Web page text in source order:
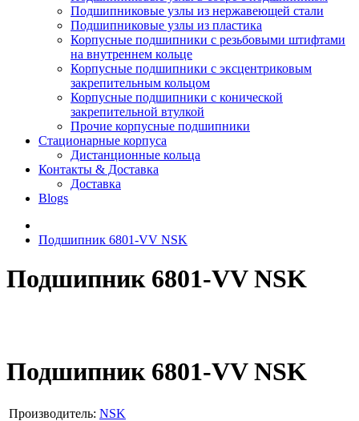
Подшипниковые узлы из нержавеющей стали
Подшипниковые узлы из пластика
Корпусные подшипники с резьбовыми штифтами
на внутреннем кольце
Корпусные подшипники с эксцентриковым
закрепительным кольцом
Корпусные подшипники с конической
закрепительной втулкой
Прочие корпусные подшипники
Стационарные корпуса
Дистанционные кольца
Контакты & Доставка
Доставка
Blogs
Подшипник 6801-VV NSK
Подшипник 6801-VV NSK
Подшипник 6801-VV NSK
Производитель: NSK